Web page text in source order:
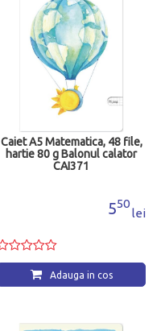
Caiet A5 Matematica, 48 file,
hartie 80 g Balonul calator
CAI371
550
lei
Adauga in cos